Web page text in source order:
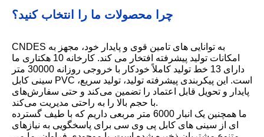
چرا محصولات ما را انتخاب کنید؟
CNDES به توانایی های تامین قوی و پایدار خود، مجهز به
امکانات تولید پیشرفته افتخار می کند. کارخانه 10 هکتاری ما
دارای 13 خط تولید کاملاً خودکار با خروجی روزانه 30000 متر
سینی کابل PVC است. این پیکربندی پیشرفته تولید، تولید سریع،
پایدار و تحویل قابل اعتماد را تضمین می‌کند و حتی سفارش‌های
با حجم بالا را به راحتی مدیریت می‌کند.
ما همچنین یک انبار 6000 متر مربعی داریم که با طیف گسترده
ای از سینی های کابل پی وی سی برای پاسخگویی به نیازهای